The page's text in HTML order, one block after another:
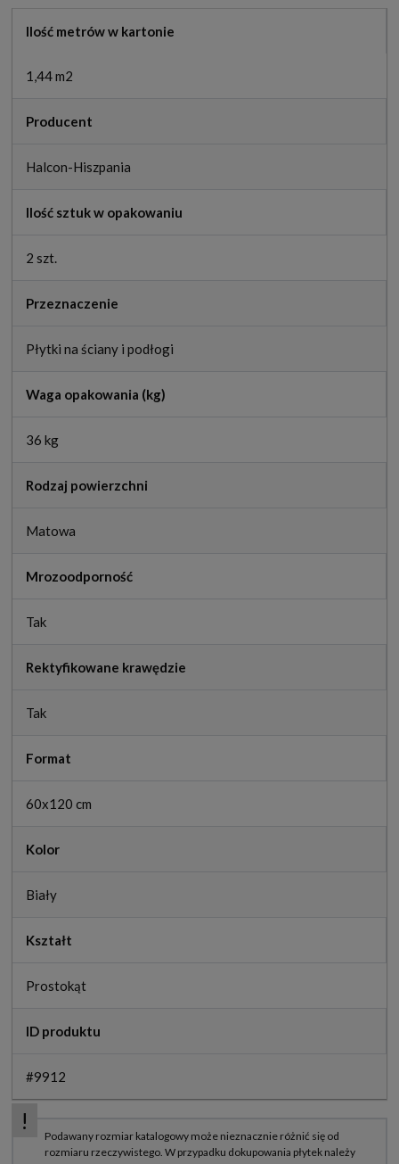
Ilość metrów w kartonie
1,44 m2
Producent
Halcon-Hiszpania
Ilość sztuk w opakowaniu
2 szt.
Przeznaczenie
Płytki na ściany i podłogi
Waga opakowania (kg)
36 kg
Rodzaj powierzchni
Matowa
Mrozoodporność
Tak
Rektyfikowane krawędzie
Tak
Format
60x120 cm
Kolor
Biały
Kształt
Prostokąt
ID produktu
#9912